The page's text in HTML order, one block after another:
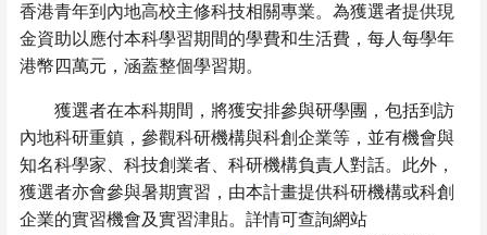
香港青年到內地高校主修科技相關專業。為獲選者提供現
金資助以應付本科學習期間的學費和生活費，每人每學年
港幣四萬元，涵蓋整個學習期。
獲選者在本科期間，將獲安排參與研學團，包括到訪
內地科研重鎮，參觀科研機構與科創企業等，並有機會與
知名科學家、科技創業者、科研機構負責人對話。此外，
獲選者亦會參與暑期實習，由本計畫提供科研機構或科創
企業的實習機會及實習津貼。詳情可查詢網站